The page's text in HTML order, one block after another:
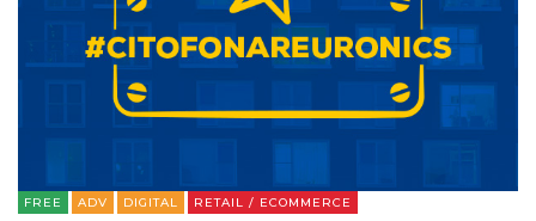
FREE ADV DIGITAL RETAIL / ECOMMERCE